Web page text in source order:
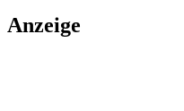
Anzeige